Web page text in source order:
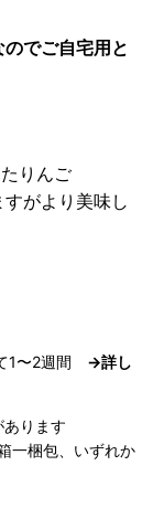
でご自宅用と
りんご
がより美味し
1〜2週間 →詳し
ります
一梱包、いずれか